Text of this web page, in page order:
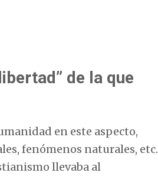
de la que
en este aspecto,
fenómenos naturales, etc.
llevaba al